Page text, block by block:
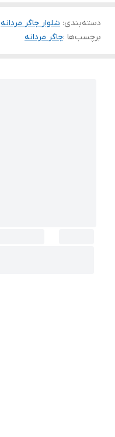
دسته‌بندی: شلوار جاگر مردانه
برچسب‌ها :جاگر مردانه